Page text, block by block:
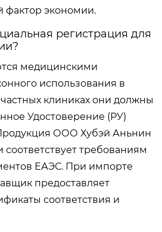
фактор экономии.
регистрация для
медицинскими
использования в
клиниках они должны
Удостоверение (РУ)
ООО Хубэй Аньнин
требованиям
ЕАЭС. При импорте
предоставляет
соответствия и